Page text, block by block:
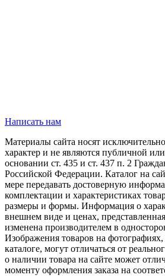
Написать нам
Материалы сайта носят
характер и не являются публичной
основании ст. 435 и ст. 437 п. 2
Российской Федерации. Каталог на
мере передавать достоверную
комплектации и характеристиках
размеры и формы. Информация о
внешнем виде и ценах,
изменена производителем в
Изображения товаров на
каталоге, могут отличаться от
о наличии товара на сайте может
моменту оформления заказа на